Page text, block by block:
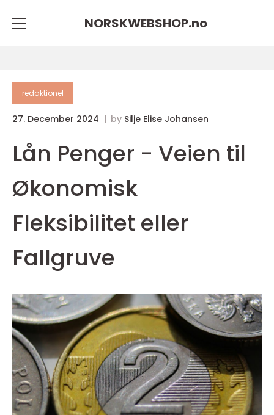
NORSKWEBSHOP.no
redaktionel
27. December 2024 by Silje Elise Johansen
Lån Penger - Veien til
Økonomisk
Fleksibilitet eller
Fallgruve